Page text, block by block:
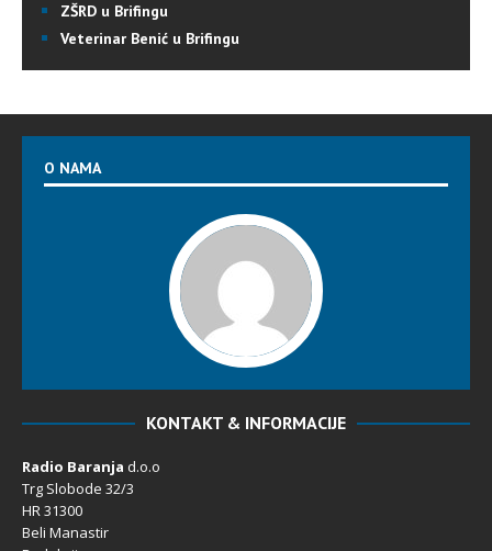
ZŠRD u Brifingu
Veterinar Benić u Brifingu
O NAMA
KONTAKT & INFORMACIJE
Radio Baranja d.o.o
Trg Slobode 32/3
HR 31300
Beli Manastir